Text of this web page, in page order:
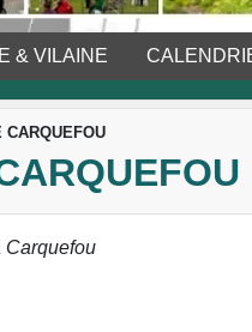
& VILAINE
CARQUEFOU
Carquefou